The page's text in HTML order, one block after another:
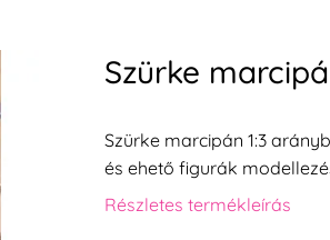
Szürke
Szürke marcipán 1:3
és ehető figurák
Részletes termékleírás